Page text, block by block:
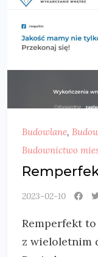
Budowlane,
Budownictwo
2023-02-10
Remperfekt
z wieloletnim